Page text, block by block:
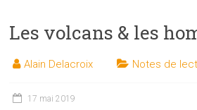
les
et
techniques
Les volcans & les
Alain Delacroix Notes de
17 mai 2019